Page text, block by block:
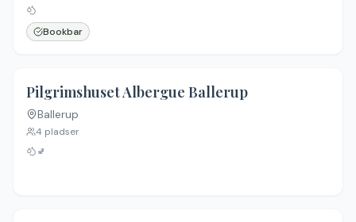
Bookbar
Pilgrimshuset Albergue Ballerup
Ballerup
4 pladser
🚽